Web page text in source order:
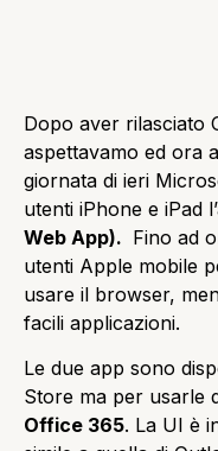
Dopo aver rilasciato
aspettavamo ed ora
giornata di ieri
utenti iPhone e iPad
Web App). Fino ad
utenti Apple mobile
usare il browser,
facili applicazioni.
Le due app sono
Store ma per usarle
Office 365. La UI è